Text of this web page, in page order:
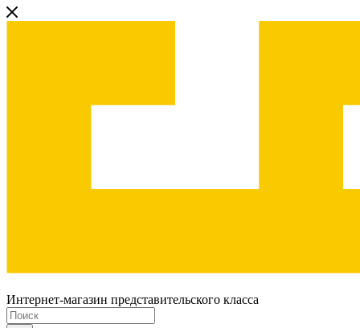
Интернет-магазин представительского класса